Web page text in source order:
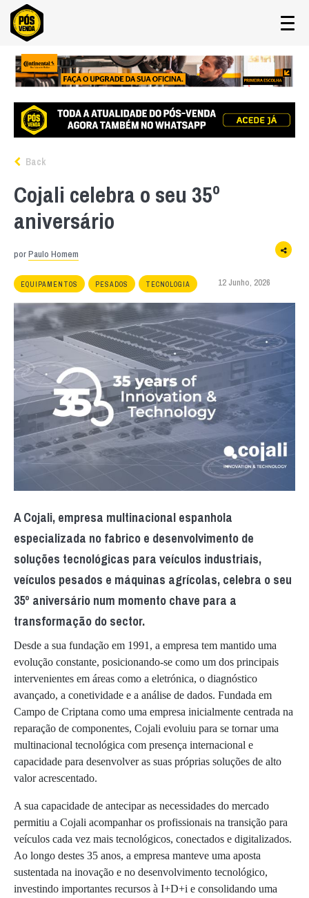
Back
Cojali celebra o seu 35º
aniversário
porPaulo Homem
EQUIPAMENTOS PESADOS TECNOLOGIA 12 Junho, 2026
A Cojali, empresa multinacional espanhola
especializada no fabrico e desenvolvimento de
soluções tecnológicas para veículos industriais,
veículos pesados e máquinas agrícolas, celebra o seu
35º aniversário num momento chave para a
transformação do sector.
Desde a sua fundação em 1991, a empresa tem mantido uma
evolução constante, posicionando-se como um dos principais
intervenientes em áreas como a eletrónica, o diagnóstico
avançado, a conetividade e a análise de dados. Fundada em
Campo de Criptana como uma empresa inicialmente centrada na
reparação de componentes, Cojali evoluiu para se tornar uma
multinacional tecnológica com presença internacional e
capacidade para desenvolver as suas próprias soluções de alto
valor acrescentado.
A sua capacidade de antecipar as necessidades do mercado
permitiu a Cojali acompanhar os profissionais na transição para
veículos cada vez mais tecnológicos, conectados e digitalizados.
Ao longo destes 35 anos, a empresa manteve uma aposta
sustentada na inovação e no desenvolvimento tecnológico,
investindo importantes recursos à I+D+i e consolidando uma